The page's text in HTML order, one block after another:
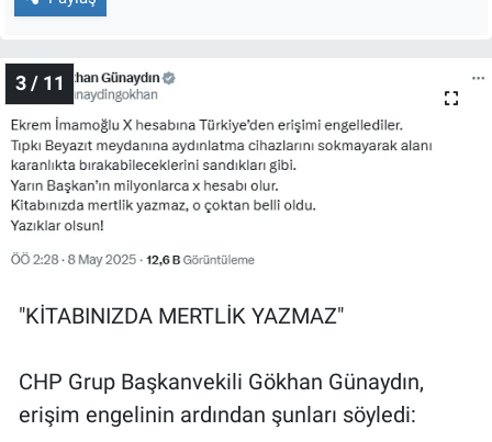
3 / 11
"KİTABINIZDA MERTLİK YAZMAZ"
CHP Grup Başkanvekili Gökhan Günaydın,
erişim engelinin ardından şunları söyledi: